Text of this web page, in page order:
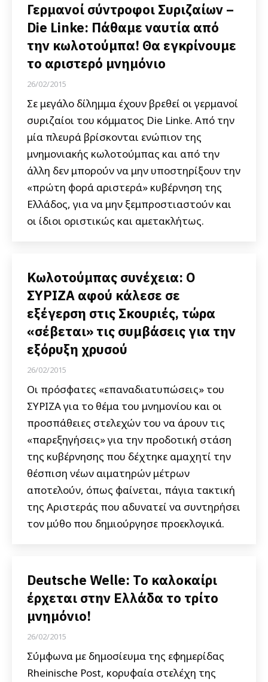
Γερμανοί σύντροφοι Συριζαίων –
Die Linke: Πάθαμε ναυτία από
την κωλοτούμπα! Θα εγκρίνουμε
το αριστερό μνημόνιο
26/02/2015
Σε μεγάλο δίλημμα έχουν βρεθεί οι γερμανοί
συριζαίοι του κόμματος Die Linke. Από την
μία πλευρά βρίσκονται ενώπιον της
μνημονιακής κωλοτούμπας και από την
άλλη δεν μπορούν να μην υποστηρίξουν την
«πρώτη φορά αριστερά» κυβέρνηση της
Ελλάδος, για να μην ξεμπροστιαστούν και
οι ίδιοι οριστικώς και αμετακλήτως.
Κωλοτούμπας συνέχεια: Ο
ΣΥΡΙΖΑ αφού κάλεσε σε
εξέγερση στις Σκουριές, τώρα
«σέβεται» τις συμβάσεις για την
εξόρυξη χρυσού
26/02/2015
Οι πρόσφατες «επαναδιατυπώσεις» του
ΣΥΡΙΖΑ για το θέμα του μνημονίου και οι
προσπάθειες στελεχών του να άρουν τις
«παρεξηγήσεις» για την προδοτική στάση
της κυβέρνησης που δέχτηκε αμαχητί την
θέσπιση νέων αιματηρών μέτρων
αποτελούν, όπως φαίνεται, πάγια τακτική
της Αριστεράς που αδυνατεί να συντηρήσει
τον μύθο που δημιούργησε προεκλογικά.
Deutsche Welle: Το καλοκαίρι
έρχεται στην Ελλάδα το τρίτο
μνημόνιο!
26/02/2015
Σύμφωνα με δημοσίευμα της εφημερίδας
Rheinische Post, κορυφαία στελέχη της